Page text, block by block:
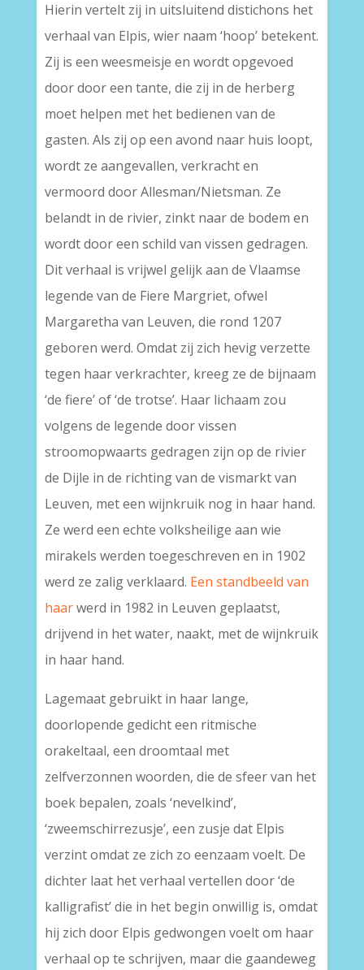
Hierin vertelt zij in uitsluitend distichons het
verhaal van Elpis, wier naam ‘hoop’ betekent.
Zij is een weesmeisje en wordt opgevoed
door door een tante, die zij in de herberg
moet helpen met het bedienen van de
gasten. Als zij op een avond naar huis loopt,
wordt ze aangevallen, verkracht en
vermoord door Allesman/Nietsman. Ze
belandt in de rivier, zinkt naar de bodem en
wordt door een schild van vissen gedragen.
Dit verhaal is vrijwel gelijk aan de Vlaamse
legende van de Fiere Margriet, ofwel
Margaretha van Leuven, die rond 1207
geboren werd. Omdat zij zich hevig verzette
tegen haar verkrachter, kreeg ze de bijnaam
‘de fiere’ of ‘de trotse’. Haar lichaam zou
volgens de legende door vissen
stroomopwaarts gedragen zijn op de rivier
de Dijle in de richting van de vismarkt van
Leuven, met een wijnkruik nog in haar hand.
Ze werd een echte volksheilige aan wie
mirakels werden toegeschreven en in 1902
werd ze zalig verklaard. Een standbeeld van
haarwerd in 1982 in Leuven geplaatst,
drijvend in het water, naakt, met de wijnkruik
in haar hand.
Lagemaat gebruikt in haar lange,
doorlopende gedicht een ritmische
orakeltaal, een droomtaal met
zelfverzonnen woorden, die de sfeer van het
boek bepalen, zoals ‘nevelkind’,
‘zweemschirrezusje’, een zusje dat Elpis
verzint omdat ze zich zo eenzaam voelt. De
dichter laat het verhaal vertellen door ‘de
kalligrafist’ die in het begin onwillig is, omdat
hij zich door Elpis gedwongen voelt om haar
verhaal op te schrijven, maar die gaandeweg